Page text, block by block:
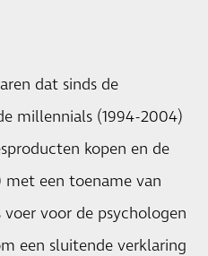
dat sinds de
millennials (1994-2004)
kopen en de
met een toename van
voor de psychologen
een sluitende verklaring